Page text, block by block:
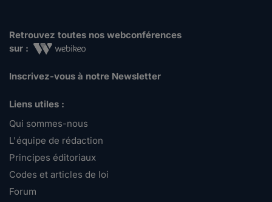
Retrouvez toutes nos webconférences
sur :
Inscrivez-vous à notre Newsletter
Liens utiles :
Qui sommes-nous
L'équipe de rédaction
Principes éditoriaux
Codes et articles de loi
Forum